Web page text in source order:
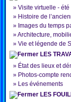
» Visite virtuelle - été
» Histoire de
» Images du temps
»Architecture,
» Vie et légende de
LES
» État des lieux et
» Photos-compte
» Les événements
LES